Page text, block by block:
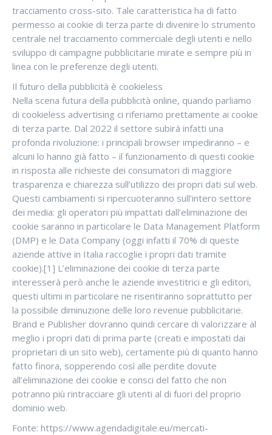
tracciamento cross-sito. Tale caratteristica ha di fatto
permesso ai cookie di terza parte di divenire lo strumento
centrale nel tracciamento commerciale degli utenti e nello
sviluppo di campagne pubblicitarie mirate e sempre più in
linea con le preferenze degli utenti.
Il futuro della pubblicità è cookieless
Nella scena futura della pubblicità online, quando parliamo
di cookieless advertising ci riferiamo prettamente ai cookie
di terza parte. Dal 2022 il settore subirà infatti una
profonda rivoluzione: i principali browser impediranno – e
alcuni lo hanno già fatto – il funzionamento di questi cookie
in risposta alle richieste dei consumatori di maggiore
trasparenza e chiarezza sull’utilizzo dei propri dati sul web.
Questi cambiamenti si ripercuoteranno sull’intero settore
dei media: gli operatori più impattati dall’eliminazione dei
cookie saranno in particolare le Data Management Platform
(DMP) e le Data Company (oggi infatti il 70% di queste
aziende attive in Italia raccoglie i propri dati tramite
cookie).[1] L’eliminazione dei cookie di terza parte
interesserà però anche le aziende investitrici e gli editori,
questi ultimi in particolare ne risentiranno soprattutto per
la possibile diminuzione delle loro revenue pubblicitarie.
Brand e Publisher dovranno quindi cercare di valorizzare al
meglio i propri dati di prima parte (creati e impostati dai
proprietari di un sito web), certamente più di quanto hanno
fatto finora, sopperendo così alle perdite dovute
all’eliminazione dei cookie e consci del fatto che non
potranno più rintracciare gli utenti al di fuori del proprio
dominio web.
Fonte: https://www.agendadigitale.eu/mercati-